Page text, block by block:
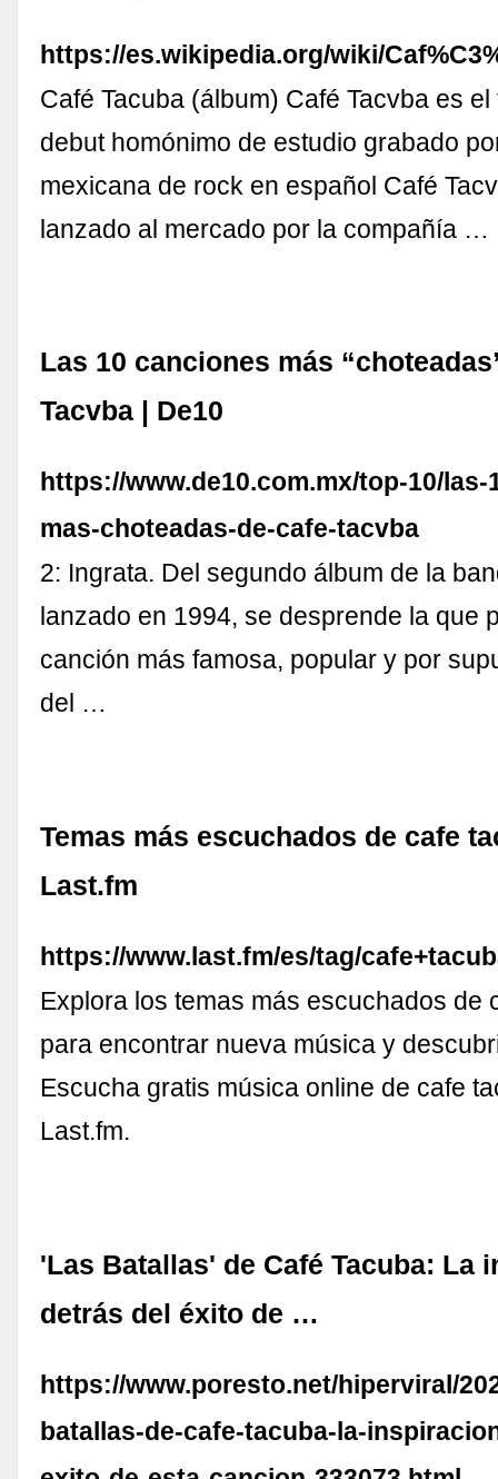
https://es.wikipedia.org/wiki/
Café Tacuba (álbum) Café Tacvba es
debut homónimo de estudio grabado
mexicana de rock en español Café
lanzado al mercado por la compañía …
Las 10 canciones más
Tacvba | De10
https://www.de10.com.mx/top-10/
mas-choteadas-de-cafe-tacvba
2: Ingrata. Del segundo álbum de la
lanzado en 1994, se desprende la que
canción más famosa, popular y por
del …
Temas más escuchados de cafe
Last.fm
https://www.last.fm/es/tag/
Explora los temas más escuchados de
para encontrar nueva música y
Escucha gratis música online de cafe
Last.fm.
'Las Batallas' de Café Tacuba: La
detrás del éxito de …
https://www.poresto.net/hiperviral/
batallas-de-cafe-tacuba-la-